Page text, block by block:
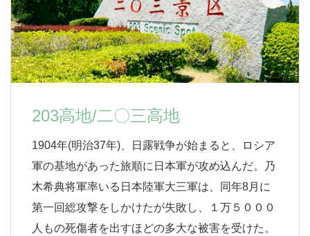
203高地/二〇三高地
1904年(明治37年)、日露戦争が始まると、ロシア
軍の基地があった旅順に日本軍が攻め込んだ。乃
木希典将軍率いる日本陸軍大三軍は、同年8月に
第一回総攻撃をしかけたが失敗し、１万５０００
人もの死傷者を出すほどの多大な被害を受けた。